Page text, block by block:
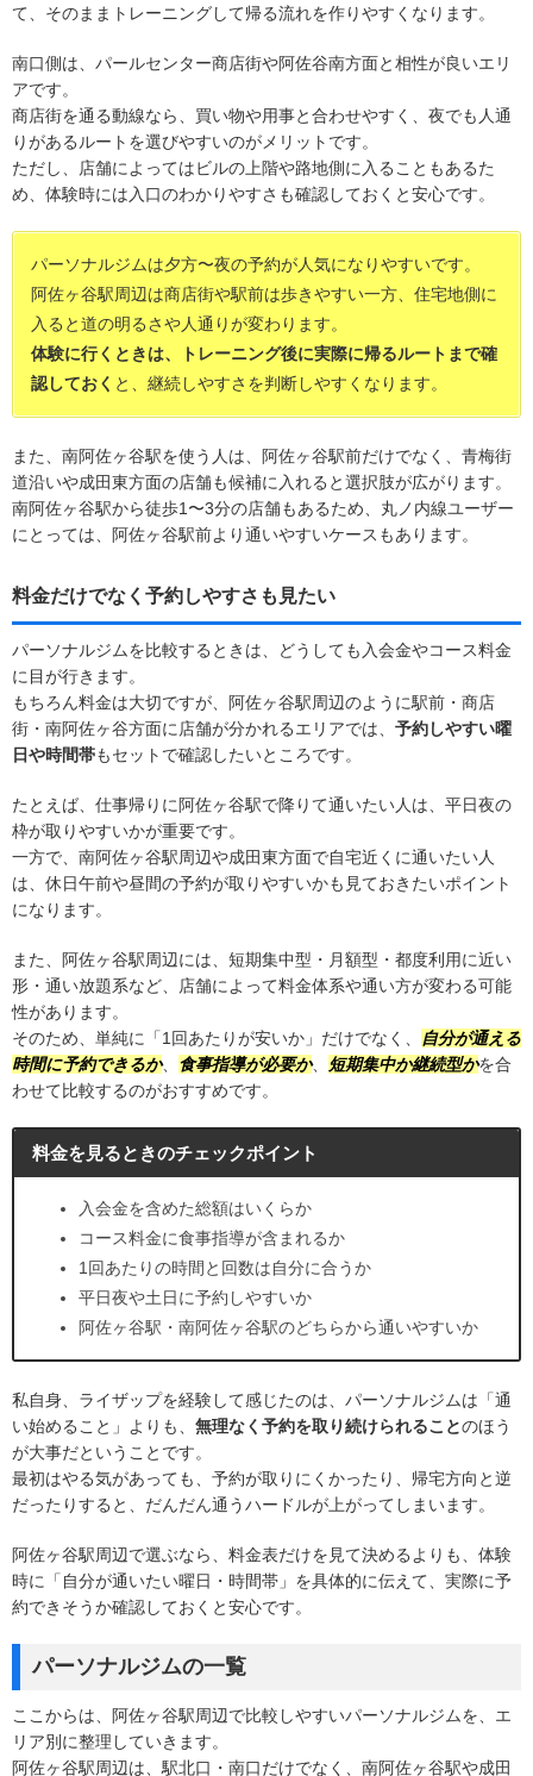
て、そのままトレーニングして帰る流れを作りやすくなります。
南口側は、パールセンター商店街や阿佐谷南方面と相性が良いエリ
アです。
商店街を通る動線なら、買い物や用事と合わせやすく、夜でも人通
りがあるルートを選びやすいのがメリットです。
ただし、店舗によってはビルの上階や路地側に入ることもあるた
め、体験時には入口のわかりやすさも確認しておくと安心です。
パーソナルジムは夕方〜夜の予約が人気になりやすいです。
阿佐ヶ谷駅周辺は商店街や駅前は歩きやすい一方、住宅地側に
入ると道の明るさや人通りが変わります。
体験に行くときは、トレーニング後に実際に帰るルートまで確
認しておく と、継続しやすさを判断しやすくなります。
また、南阿佐ヶ谷駅を使う人は、阿佐ヶ谷駅前だけでなく、青梅街
道沿いや成田東方面の店舗も候補に入れると選択肢が広がります。
南阿佐ヶ谷駅から徒歩1〜3分の店舗もあるため、丸ノ内線ユーザー
にとっては、阿佐ヶ谷駅前より通いやすいケースもあります。
料金だけでなく予約しやすさも見たい
パーソナルジムを比較するときは、どうしても入会金やコース料金
に目が行きます。
もちろん料金は大切ですが、阿佐ヶ谷駅周辺のように駅前・商店
街・南阿佐ヶ谷方面に店舗が分かれるエリアでは、 予約しやすい曜
日や時間帯もセットで確認したいところです。
たとえば、仕事帰りに阿佐ヶ谷駅で降りて通いたい人は、平日夜の
枠が取りやすいかが重要です。
一方で、南阿佐ヶ谷駅周辺や成田東方面で自宅近くに通いたい人
は、休日午前や昼間の予約が取りやすいかも見ておきたいポイント
になります。
また、阿佐ヶ谷駅周辺には、短期集中型・月額型・都度利用に近い
形・通い放題系など、店舗によって料金体系や通い方が変わる可能
性があります。
そのため、単純に「1回あたりが安いか」だけでなく、
自分が通える
時間に予約できるか、 食事指導が必要か、 短期集中か継続型かを合
わせて比較するのがおすすめです。
料金を見るときのチェックポイント
入会金を含めた総額はいくらか
コース料金に食事指導が含まれるか
1回あたりの時間と回数は自分に合うか
平日夜や土日に予約しやすいか
阿佐ヶ谷駅・南阿佐ヶ谷駅のどちらから通いやすいか
私自身、ライザップを経験して感じたのは、パーソナルジムは「通
い始めること」よりも、 無理なく予約を取り続けられることのほう
が大事だということです。
最初はやる気があっても、予約が取りにくかったり、帰宅方向と逆
だったりすると、だんだん通うハードルが上がってしまいます。
阿佐ヶ谷駅周辺で選ぶなら、料金表だけを見て決めるよりも、体験
時に「自分が通いたい曜日・時間帯」を具体的に伝えて、実際に予
約できそうか確認しておくと安心です。
パーソナルジムの一覧
ここからは、阿佐ヶ谷駅周辺で比較しやすいパーソナルジムを、エ
リア別に整理していきます。
阿佐ヶ谷駅周辺は、駅北口・南口だけでなく、南阿佐ヶ谷駅や成田